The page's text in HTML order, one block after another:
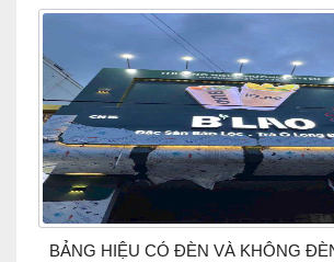
BẢNG HIỆU CÓ ĐÈN VÀ KHÔNG